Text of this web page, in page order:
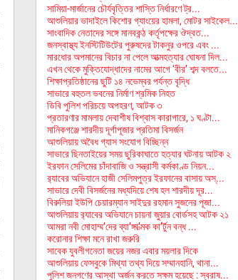
সামিয়া-মার্জানের চৌর্যবৃত্তির শাস্তি নির্ধারণে ট্র...
আশুলিয়ার ভাদাইলে কিশোর গ্যাংয়ের হামলা, মোটর সাইকেল...
সাংবাদিক নেতাদের সঙ্গে মানবকন্ঠ কর্তৃপক্ষের ঔদ্বত...
জনস্বাস্থ্য ইনস্টিটিউটের পুরুষদের টাকনুর ওপরে এবং ...
মারধোর অপমানের বিচার না পেলে আত্মহত্যার ঘোষনা দিল...
এখন থেকে মুক্তিযোদ্ধাদের নামের আগে ‘বীর’ শব্দ বলতে...
শিক্ষাপ্রতিষ্ঠানের ছুটি ১৪ নভেম্বর পর্যন্ত বৃদ্ধি
সাভারে বহুতল ভবনের নির্মাণ শ্রমিক নিহত
ডিবি পুলিশ পরিচয়ে অপহরণ, আটক ৩
প্রতারণার মামলায় দেবাশীষ বিশ্বাস কারাগারে, ১ ঘণ্টা...
মানিকগঞ্জে শারদীয় দূর্গাপূজার প্রতিমা বিসর্জন
আশুলিয়ায় অবৈধ গ্যাস সংযোগ বিচ্ছিন্ন
সাভারে ছিনতাইয়ের সময় ছুরিকাঘাতে হত্যার ঘটনায় আটক ২
ইরফান সেলিমের চাঁদাবাজি ও সন্ত্রাসী কর্মকাণ্ড নিয়ন...
র‌্যাবের অভিযানে হাজী সেলিমপুত্র ইরফানের বাসায় অস্...
সাভারে দেবী বিসর্জনের মধ্যদিয়ে শেষ হল শারদীয় দূর...
বিরুলিয়া ইউপি চেয়ারম্যান সাইদুর রহমান সুজনের পূজা...
আশুলিয়ায় র‌্যাবের অভিযানে চায়না জুয়ার বোর্ডসহ আটক ২১
আমরা নবী মোহাম্ম’দের ব্যা’ঙ্গা’ত্মক কা’র্টুন বন্ধ ...
করোনার শিক্ষা মনে রাখা জরুরি
সাবেক যুবলীগনেতা জয়ের নজর এবার ময়লার দিকে
আশুলিয়ায় ফেসবুকে মিথ্যা তথ্য দিয়ে সম্মানহানি, থানা...
পুলিশ জনগণের আস্থা অর্জন করতে সক্ষম হয়েছে : স্বরাষ...